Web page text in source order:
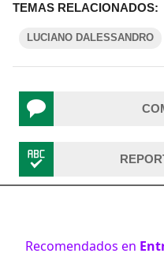
TEMAS RELACIONADOS:
LUCIANO DALESSANDRO
Recomendados en